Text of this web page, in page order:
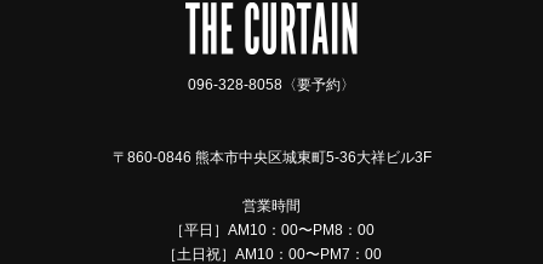
096-328-8058〈要予約〉
〒860-0846 熊本市中央区城東町5-36大祥ビル3F
営業時間
［平日］AM10：00〜PM8：00
［土日祝］AM10：00〜PM7：00